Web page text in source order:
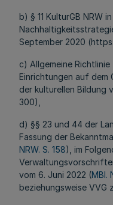
b) § 11 KulturGB NRW
September 2020
c) Allgemeine
Einrichtungen auf dem
der kulturellen Bildung
300),
d) §§ 23 und 44 der
Fassung der
NRW. S. 158), im
vom 6. Juni 2022 (MBl.
beziehungsweise VVG